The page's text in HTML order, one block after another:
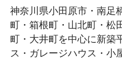
神奈川県小田原市・南足
町・箱根町・山北町・松
町・大井町を中心に新築
ス・ガレージハウス・小